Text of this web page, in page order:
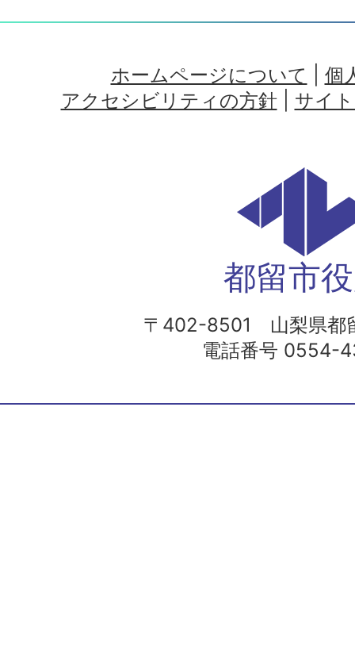
ホームページについて
個
アクセシビリティの方針| サイ
都留市
〒402-8501 山梨県都
電話番号 0554-